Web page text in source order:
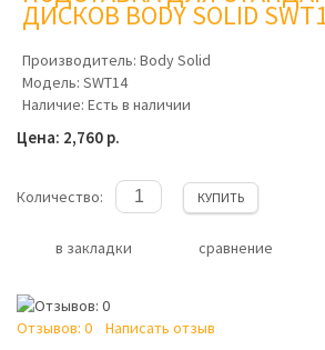
ДИСКОВ BODY SOLID
Производитель: Body Solid
Модель: SWT14
Наличие: Есть в наличии
Цена: 2,760 р.
Количество: КУПИТЬ
в закладки сравнение
Отзывов: 0
Написать отзыв